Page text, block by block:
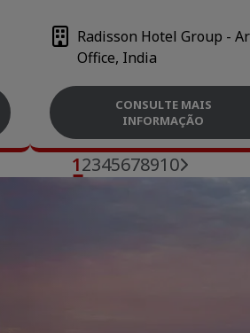
Radisson Hotel Group -
Office, India
CONSULTE MAIS
INFORMAÇÃO
12345678910